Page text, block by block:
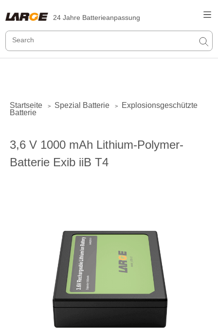
24 Jahre Batterieanpassung
Startseite > Spezial Batterie >
Explosionsgeschützte
Batterie
3,6 V 1000 mAh Lithium-Polymer-
Batterie Exib iiB T4